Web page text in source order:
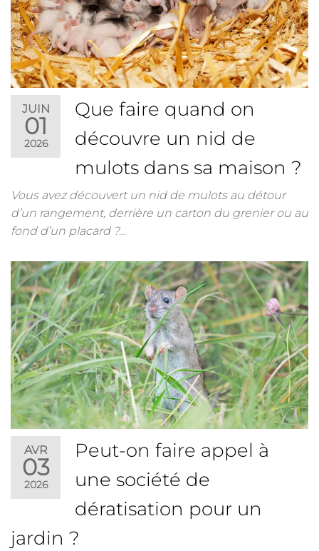
JUIN
01
2026
Que faire quand on
découvre un nid de
mulots dans sa maison ?
Vous avez découvert un nid de mulots au détour
d’un rangement, derrière un carton du grenier ou au
fond d’un placard ?…
AVR
03
2026
Peut-on faire appel à
une société de
dératisation pour un
jardin ?